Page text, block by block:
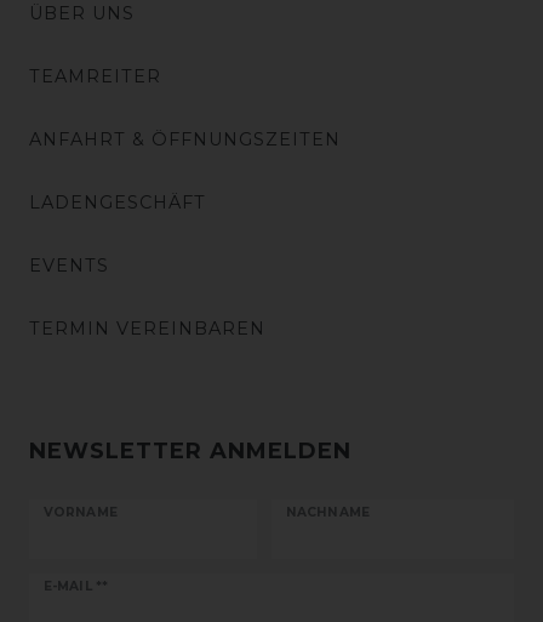
ÜBER UNS
TEAMREITER
ANFAHRT & ÖFFNUNGSZEITEN
LADENGESCHÄFT
EVENTS
TERMIN VEREINBAREN
NEWSLETTER ANMELDEN
VORNAME NACHNAME
E-MAIL **
Newsletter